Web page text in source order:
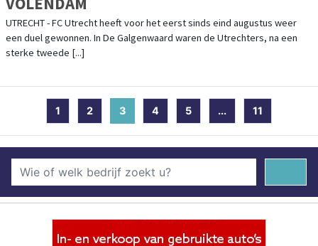
UTRECHT - FC Utrecht heeft voor het eerst sinds eind augustus weer
een duel gewonnen. In De Galgenwaard waren de Utrechters, na een
sterke tweede [...]
1 2 3 (current)
4 5 ... 11